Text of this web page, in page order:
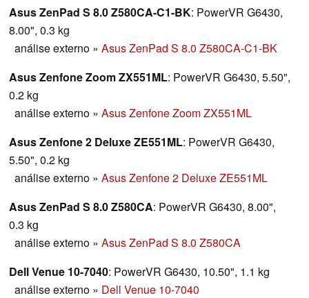
es el primer tablet que ofrece la Intel RealSense
Snapshot Depth Camera. En nuestro análissi exhaustivo
intentaremos determinar si es uno de esos raros casos en
Asus ZenPad S 8.0 Z580CA-C1-BK: PowerVR G6430,
8.00", 0.3 kg
análise externo » Asus ZenPad S 8.0 Z580CA-C1-BK
Asus Zenfone Zoom ZX551ML: PowerVR G6430, 5.50",
0.2 kg
análise externo » Asus Zenfone Zoom ZX551ML
Asus Zenfone 2 Deluxe ZE551ML: PowerVR G6430,
5.50", 0.2 kg
análise externo » Asus Zenfone 2 Deluxe ZE551ML
Asus ZenPad S 8.0 Z580CA: PowerVR G6430, 8.00",
0.3 kg
análise externo » Asus ZenPad S 8.0 Z580CA
Dell Venue 10-7040: PowerVR G6430, 10.50", 1.1 kg
análise externo » Dell Venue 10-7040